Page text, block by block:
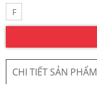
F
CHI TIẾT SẢN PHẨM